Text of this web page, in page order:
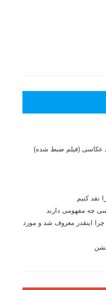
عکاسی (فیلم ضبط شده)
کنیم
چه مفهومی دارند
چرا اینقدر معروف شد و مورد